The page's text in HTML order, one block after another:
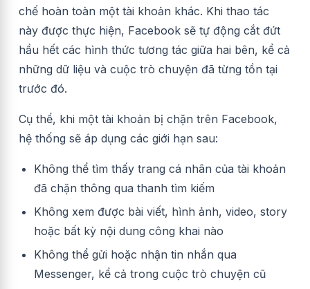
chế hoàn toàn một tài khoản khác. Khi thao tác
này được thực hiện, Facebook sẽ tự động cắt đứt
hầu hết các hình thức tương tác giữa hai bên, kể cả
những dữ liệu và cuộc trò chuyện đã từng tồn tại
trước đó.
Cụ thể, khi một tài khoản bị chặn trên Facebook,
hệ thống sẽ áp dụng các giới hạn sau:
Không thể tìm thấy trang cá nhân của tài khoản
đã chặn thông qua thanh tìm kiếm
Không xem được bài viết, hình ảnh, video, story
hoặc bất kỳ nội dung công khai nào
Không thể gửi hoặc nhận tin nhắn qua
Messenger, kể cả trong cuộc trò chuyện cũ